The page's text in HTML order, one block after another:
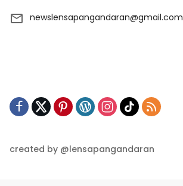
newslensapangandaran@gmail.com
created by @lensapangandaran